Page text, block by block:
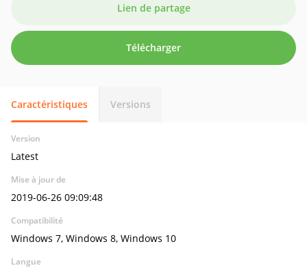
Lien de partage
Télécharger
Caractéristiques Versions
Version
Latest
Mise à jour de
2019-06-26 09:09:48
Compatibilité
Windows 7, Windows 8, Windows 10
Langue